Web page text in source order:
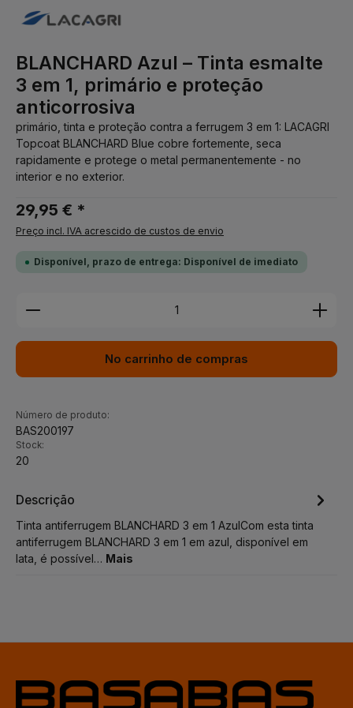
BLANCHARD Azul – Tinta esmalte
3 em 1, primário e proteção
anticorrosiva
primário, tinta e proteção contra a ferrugem 3 em 1: LACAGRI
Topcoat BLANCHARD Blue cobre fortemente, seca
rapidamente e protege o metal permanentemente - no
interior e no exterior.
29,95 € *
Preço incl. IVA acrescido de custos de envio
Disponível, prazo de entrega: Disponível de imediato
Quantidade do Produto: Insira a quantidade
No carrinho de compras
Número de produto:
BAS200197
Stock:
20
Descrição
Tinta antiferrugem BLANCHARD 3 em 1 AzulCom esta tinta
antiferrugem BLANCHARD 3 em 1 em azul, disponível em
lata, é possível… Mais